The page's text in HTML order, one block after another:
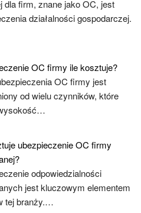
dla firm, znane jako OC, jest
działalności gospodarczej.
OC firmy ile kosztuje?
OC firmy jest
od wielu czynników, które
ubezpieczenie OC firmy
odpowiedzialności
jest kluczowym elementem
tej branży.…